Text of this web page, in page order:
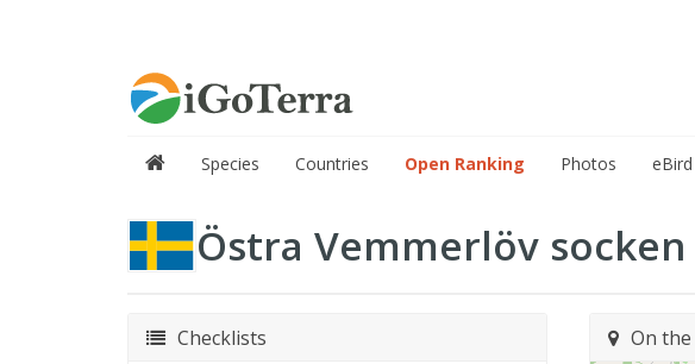
Species Countries Open Ranking Photos
Östra Vemmerlöv socken
Checklists On